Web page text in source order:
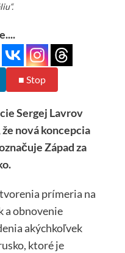
■ Stop
Sergej Lavrov
nová koncepcia
Západ za
prímeria na
a obnovenie
akýchkoľvek
ktoré je